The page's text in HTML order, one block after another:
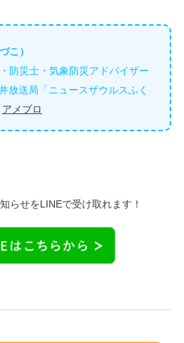
こ）
防災士・気象防災アドバイザー
放送局「ニュースザウルスふく
アメブロ
らせをLINEで受け取れます！